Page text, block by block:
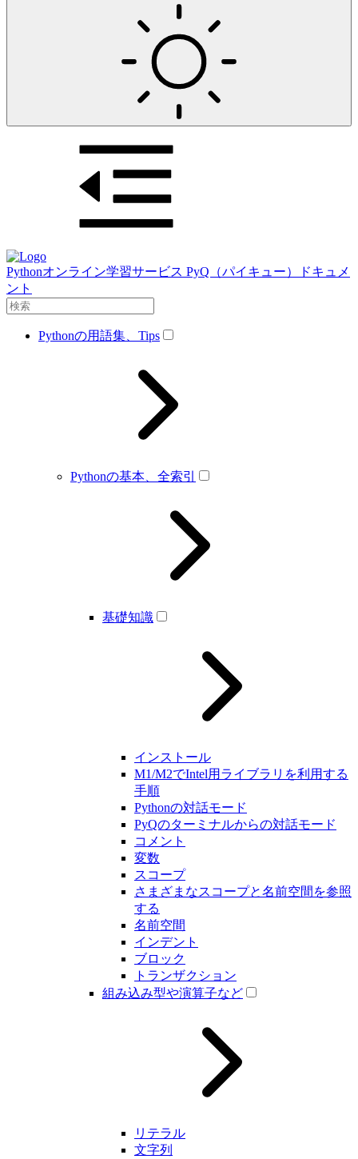
Pythonオンライン学習サービス PyQ（パイキュー）ドキュメ
ント
Pythonの用語集、Tips
Pythonの基本、全索引
基礎知識
インストール
M1/M2でIntel用ライブラリを利用する
手順
Pythonの対話モード
PyQのターミナルからの対話モード
コメント
変数
スコープ
さまざまなスコープと名前空間を参照
する
名前空間
インデント
ブロック
トランザクション
組み込み型や演算子など
リテラル
文字列